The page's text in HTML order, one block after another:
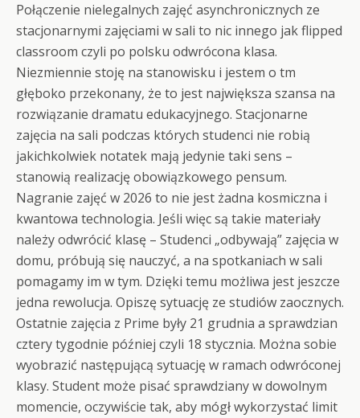
Połączenie nielegalnych zajęć asynchronicznych ze
stacjonarnymi zajęciami w sali to nic innego jak flipped
classroom czyli po polsku odwrócona klasa.
Niezmiennie stoję na stanowisku i jestem o tm
głęboko przekonany, że to jest największa szansa na
rozwiązanie dramatu edukacyjnego. Stacjonarne
zajęcia na sali podczas których studenci nie robią
jakichkolwiek notatek mają jedynie taki sens –
stanowią realizację obowiązkowego pensum.
Nagranie zajęć w 2026 to nie jest żadna kosmiczna i
kwantowa technologia. Jeśli więc są takie materiały
należy odwrócić klasę – Studenci „odbywają” zajęcia w
domu, próbują się nauczyć, a na spotkaniach w sali
pomagamy im w tym. Dzięki temu możliwa jest jeszcze
jedna rewolucja. Opiszę sytuację ze studiów zaocznych.
Ostatnie zajęcia z Prime były 21 grudnia a sprawdzian
cztery tygodnie później czyli 18 stycznia. Można sobie
wyobrazić następującą sytuację w ramach odwróconej
klasy. Student może pisać sprawdziany w dowolnym
momencie, oczywiście tak, aby mógł wykorzystać limit